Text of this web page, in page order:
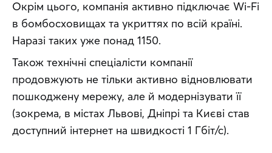
Окрім цього, компанія активно підключає Wі-Fі
в бомбосховищах та укриттях по всій країні.
Наразі таких уже понад 1150.
Також технічні спеціалісти компанії
продовжують не тільки активно відновлювати
пошкоджену мережу, але й модернізувати її
(зокрема, в містах Львові, Дніпрі та Києві став
доступний інтернет на швидкості 1 Гбіт/с).